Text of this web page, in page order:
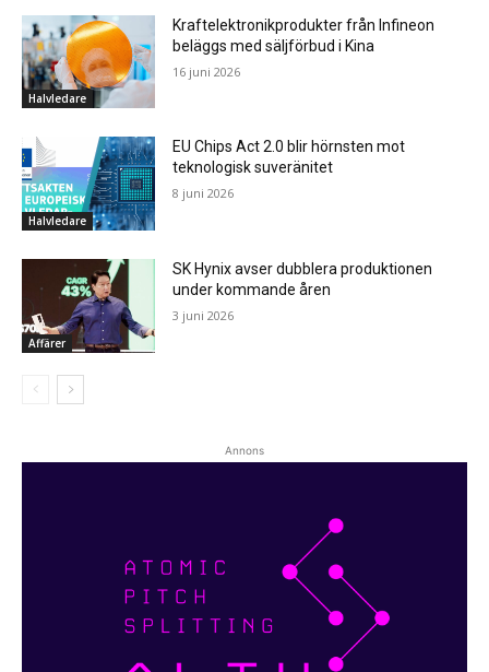
Halvledare
Kraftelektronikprodukter från Infineon
beläggs med säljförbud i Kina
16 juni 2026
Halvledare
EU Chips Act 2.0 blir hörnsten mot
teknologisk suveränitet
8 juni 2026
Affärer
SK Hynix avser dubblera produktionen
under kommande åren
3 juni 2026
Annons